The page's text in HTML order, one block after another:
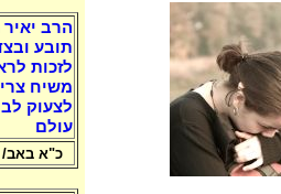
הרב יאיר
תובע
לזכות
משיח
לצעוק
עולם
כ"א באב/